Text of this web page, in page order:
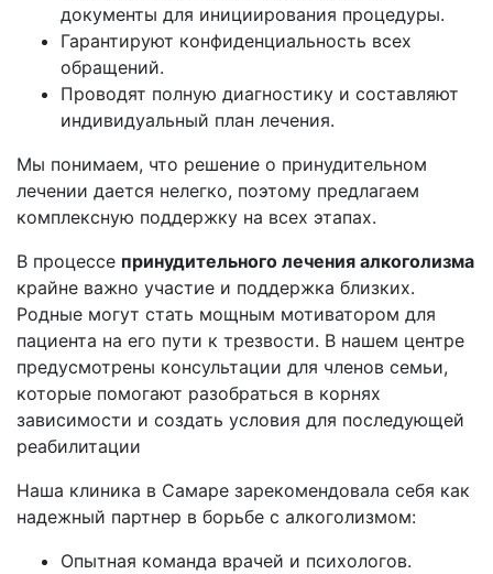
документы для инициирования процедуры.
Гарантируют конфиденциальность всех
обращений.
Проводят полную диагностику и составляют
индивидуальный план лечения.
Мы понимаем, что решение о принудительном
лечении дается нелегко, поэтому предлагаем
комплексную поддержку на всех этапах.
В процессе принудительного лечения алкоголизма
крайне важно участие и поддержка близких.
Родные могут стать мощным мотиватором для
пациента на его пути к трезвости. В нашем центре
предусмотрены консультации для членов семьи,
которые помогают разобраться в корнях
зависимости и создать условия для последующей
реабилитации
Наша клиника в Самаре зарекомендовала себя как
надежный партнер в борьбе с алкоголизмом:
Опытная команда врачей и психологов.